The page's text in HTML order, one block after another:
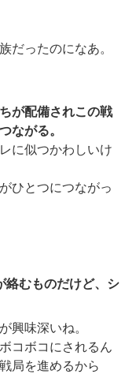
だったのになあ。
が配備されこの戦
ながる。
に似つかわしいけ
ひとつにつながっ
絡むものだけど、シ
興味深いね。
コボコにされるん
局を進めるから